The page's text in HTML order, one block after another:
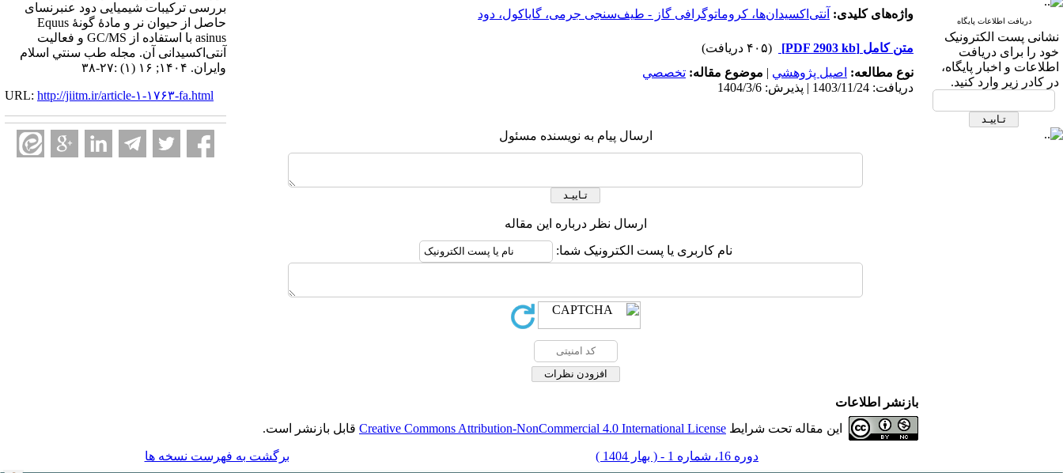
دریافت اطلاعات پایگاه
نشانی پست الکترونیک
خود را برای دریافت
اطلاعات و اخبار پایگاه،
در کادر زیر وارد کنید.
واژه‌های کلیدی: آنتی‌‌اکسیدان‌ها، کروماتوگرافی گاز - طیف‌سنجی جرمی، گایاکول، دود
متن کامل [PDF 2903 kb]
(۴۰۵ دریافت)
نوع مطالعه: اصيل پژوهشي | موضوع مقاله: تخصصي
دریافت: 1403/11/24 | پذیرش: 1404/3/6
ارسال پیام به نویسنده مسئول
ارسال نظر درباره این مقاله
نام کاربری یا پست الکترونیک شما:
بررسی ترکیبات شیمیایی دود عنبرنسای
حاصل از حیوان نر و مادۀ گونۀ ‌Equus
asinus با استفاده از GC/MS و فعالیت
آنتی‌اکسیدانی آن. مجله طب سنتي اسلام
وايران. ۱۴۰۴; ۱۶ (۱) :۲۷-۳۸
URL: http://jiitm.ir/article-۱-۱۷۶۳-fa.html
بازنشر اطلاعات
این مقاله تحت شرایط Creative Commons Attribution-NonCommercial 4.0 International License قابل بازنشر است.
دوره 16، شماره 1 - ( بهار 1404 ) برگشت به فهرست نسخه ها